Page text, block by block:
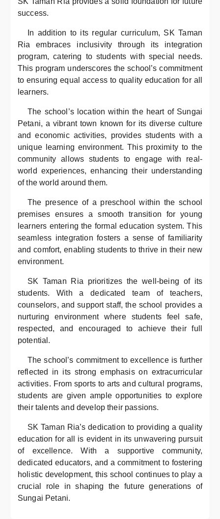
success.
In addition to its regular curriculum, SK Taman
Ria embraces inclusivity through its integration
program, catering to students with special needs.
This program underscores the school’s commitment
to ensuring equal access to quality education for all
learners.
The school’s location within the heart of Sungai
Petani, a vibrant town known for its diverse culture
and economic activities, provides students with a
unique learning environment. This proximity to the
community allows students to engage with real-
world experiences, enhancing their understanding
of the world around them.
The presence of a preschool within the school
premises ensures a smooth transition for young
learners entering the formal education system. This
seamless integration fosters a sense of familiarity
and comfort, enabling students to thrive in their new
environment.
SK Taman Ria prioritizes the well-being of its
students. With a dedicated team of teachers,
counselors, and support staff, the school provides a
nurturing environment where students feel safe,
respected, and encouraged to achieve their full
potential.
The school’s commitment to excellence is further
reflected in its strong emphasis on extracurricular
activities. From sports to arts and cultural programs,
students are given ample opportunities to explore
their talents and develop their passions.
SK Taman Ria’s dedication to providing a quality
education for all is evident in its unwavering pursuit
of excellence. With a supportive community,
dedicated educators, and a commitment to fostering
holistic development, this school continues to play a
crucial role in shaping the future generations of
Sungai Petani.